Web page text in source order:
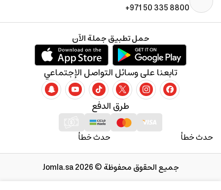
+971 50 335 8800
حدث خطأ حدث خطأ
طرق الدفع
تابعنا على وسائل التواصل الإجتماعي
حمل تطبيق جملة الآن
جميع الحقوق محفوظة © 2026 Jomla.sa